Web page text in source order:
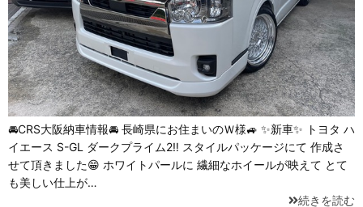
🚘CRS大阪納車情報🚘 長崎県にお住まいのＷ様🚙 ✨新車✨ トヨタ ハ
イエース S-GL ダークプライム2‼️ スタイルパッケージにて 作成さ
せて頂きました😁 ホワイトパールに 繊細なホイールが映えて とて
も美しい仕上が…
続きを読む